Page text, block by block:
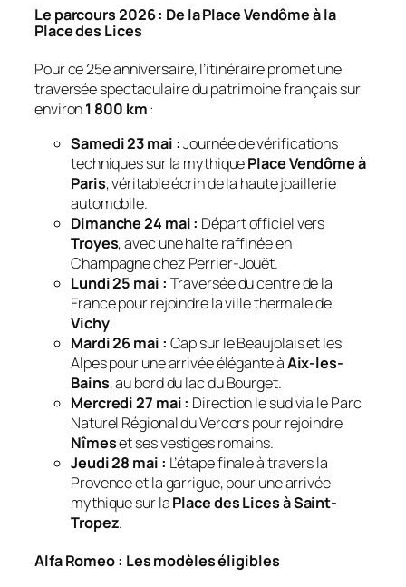
Le parcours 2026 : De la Place Vendôme à la
Place des Lices
Pour ce 25e anniversaire, l’itinéraire promet une
traversée spectaculaire du patrimoine français sur
environ1 800 km:
Samedi 23 mai :Journée de vérifications
techniques sur la mythiquePlace Vendôme à
Paris, véritable écrin de la haute joaillerie
automobile.
Dimanche 24 mai : Départ officiel vers
Troyes, avec une halte raffinée en
Champagne chez Perrier-Jouët.
Lundi 25 mai : Traversée du centre de la
France pour rejoindre la ville thermale de
Vichy.
Mardi 26 mai : Cap sur le Beaujolais et les
Alpes pour une arrivée élégante àAix-les-
Bains, au bord du lac du Bourget.
Mercredi 27 mai : Direction le sud via le Parc
Naturel Régional du Vercors pour rejoindre
Nîmeset ses vestiges romains.
Jeudi 28 mai : L’étape finale à travers la
Provence et la garrigue, pour une arrivée
mythique sur laPlace des Lices à Saint-
Tropez.
Alfa Romeo : Les modèles éligibles